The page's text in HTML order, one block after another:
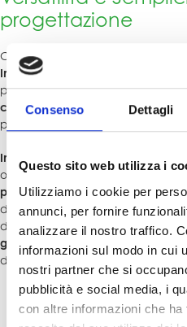
Consenso Dettagli
Questo sito web utilizza i
Utilizziamo i cookie per
annunci, per fornire
analizzare il nostro traffico.
informazioni sul modo in cui
nostri partner che si
pubblicità e social media, i
con altre informazioni che
progettazione
Caratterizzato da grande
Ingenius VMC
monoblocco
progettazione, in quantonon
canalizzazioni né di locali dedicati
progettuale.
Installato a scomparsa nella
ogni contesto architettonico e
placca personalizzabileche,
display touch screen, permette
della ventilazione che
gestibili anche tramite smartphone
dedicata.